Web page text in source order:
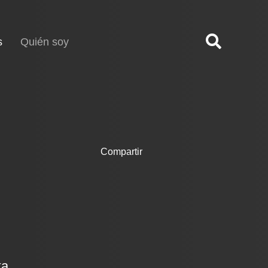
(current)Quién soy
Compartir